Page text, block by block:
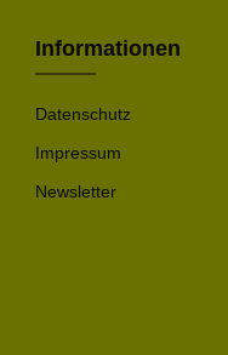
Informationen
Datenschutz
Impressum
Newsletter